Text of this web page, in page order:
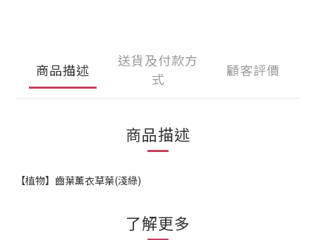
商品描述
送貨及付款方
式
顧客評價
商品描述
【植物】齒葉薰衣草葉(淺綠)
了解更多